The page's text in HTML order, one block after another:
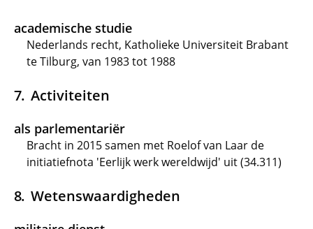
academische studie
Nederlands recht, Katholieke Universiteit Brabant
te Tilburg, van 1983 tot 1988
Activiteiten
als parlementariër
Bracht in 2015 samen met Roelof van Laar de
initiatiefnota 'Eerlijk werk wereldwijd' uit (34.311)
Wetenswaardigheden